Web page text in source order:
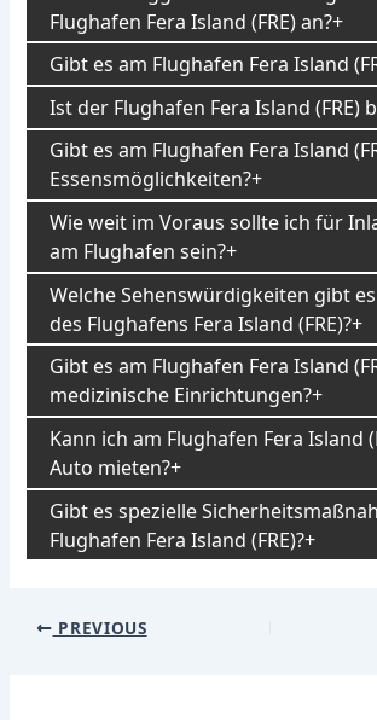
Flughafen Fera Island (FRE) an?
Gibt es am Flughafen Fera Island
Ist der Flughafen Fera Island (FRE)
Gibt es am Flughafen Fera Island
Essensmöglichkeiten?
Wie weit im Voraus sollte ich für
am Flughafen sein?
Welche Sehenswürdigkeiten gibt
des Flughafens Fera Island (FRE)?
Gibt es am Flughafen Fera Island
medizinische Einrichtungen?
Kann ich am Flughafen Fera Island
Auto mieten?
Gibt es spezielle
Flughafen Fera Island (FRE)?
Post
PREVIOUS